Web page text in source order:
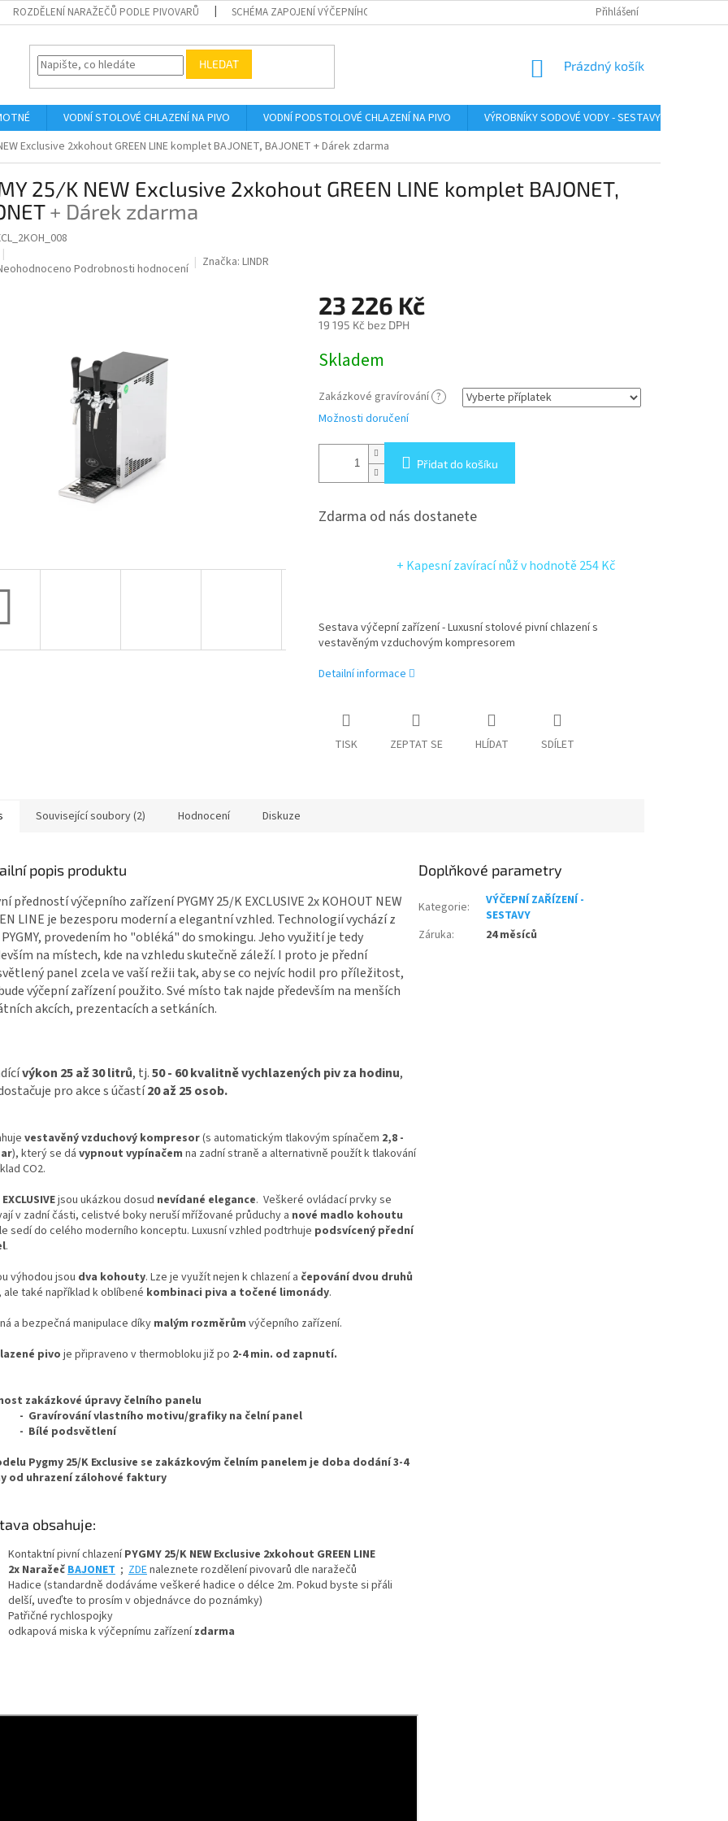
ROZDĚLENÍ NARAŽEČŮ PODLE PIVOVARŮ SCHÉMA ZAPOJENÍ VÝČEPNÍHO ZAŘÍZENÍ INSTRUKTÁŽNÍ VIDEA
Přihlášení
HLEDAT
NÁKUPNÍ
Prázdný košík
VODNÍ STOLOVÉ CHLAZENÍ NA PIVO VODNÍ PODSTOLOVÉ CHLAZENÍ NA PIVO VÝROBNÍKY SODOVÉ VODY - SESTAVY
Exclusive 2xkohout GREEN LINE komplet BAJONET, BAJONET + Dárek zdarma
+ Dárek zdarma
25/K NEW Exclusive 2xkohout GREEN LINE komplet BAJONET,
+ Dárek zdarma
Podrobnosti hodnocení Značka: LINDR
23 226 Kč
19 195 Kčbez DPH
cena:
Skladem
Zakázkové gravírování ?
Možnosti doručení
Přidat do košíku
Zdarma od nás dostanete
+ Kapesní zavírací nůžv hodnotě 254 Kč
Sestava výčepní zařízení - Luxusní stolové pivní chlazení s
vestavěným vzduchovým kompresorem
Detailní informace
TISK ZEPTAT SE HLÍDAT SDÍLET
Související soubory (2) Hodnocení Diskuze
popis produktu
předností výčepního zařízení PYGMY 25/K EXCLUSIVE 2x KOHOUT NEW
LINE je bezesporu moderní a elegantní vzhled. Technologií vychází z
provedením ho "obléká" do smokingu. Jeho využití je tedy
na místech, kde na vzhledu skutečně záleží. I proto je přední
panel zcela ve vaší režii tak, aby se co nejvíc hodil pro příležitost,
výčepní zařízení použito. Své místo tak najde především na menších
akcích, prezentacích a setkáních.
výkon 25 až 30 litrů, tj.50 - 60 kvalitně vychlazených piv za hodinu,
pro akce s účastí20 až 25 osob.
vestavěný vzduchový kompresor(s automatickým tlakovým spínačem 2,8 -
), který se dá vypnout vypínačem na zadní straně a alternativně použít k tlakování
CO­2.
EXCLUSIVEjsou ukázkou dosud nevídané elegance. Veškeré ovládací prvky se
v zadní části, celistvé boky neruší mřížované průduchy a nové madlo kohoutu
sedí do celého moderního konceptu. Luxusní vzhled podtrhuje podsvícený přední
.
výhodou jsou dva kohouty. Lze je využít nejen k chlazení a čepování dvou druhů
ale také například k oblíbené kombinaci piva a točené limonády.
a bezpečná manipulace díky malým rozměrům výčepního zařízení.
pivo je připraveno v thermobloku již po 2-4 min. od zapnutí.
zakázkové úpravy čelního panelu
vlastního motivu/grafiky na čelní panel
podsvětlení
Pygmy 25/K Exclusive se zakázkovým čelním panelem je doba dodání 3-4
od uhrazení zálohové faktury
obsahuje:
Kontaktní pivní chlazeníPYGMY 25/K NEW Exclusive 2xkohout GREEN LINE
2x NaražečBAJONET ; ZDEnaleznete rozdělení pivovarů dle naražečů
Hadice (standardně dodáváme veškeré hadice o délce 2m. Pokud byste si přáli
delší, uveďte to prosím v objednávce do poznámky)
Patřičné rychlospojky
odkapová miska k výčepnímu zařízenízdarma
Doplňkové parametry
Kategorie:
VÝČEPNÍ ZAŘÍZENÍ -
SESTAVY
Záruka: 24 měsíců